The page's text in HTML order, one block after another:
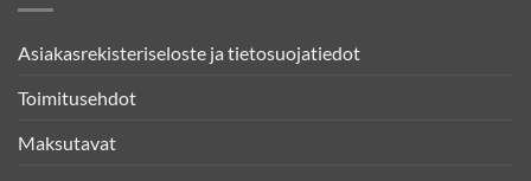
Asiakasrekisteriseloste ja tietosuojatiedot
Toimitusehdot
Maksutavat